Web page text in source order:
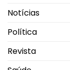
Notícias
Política
Revista